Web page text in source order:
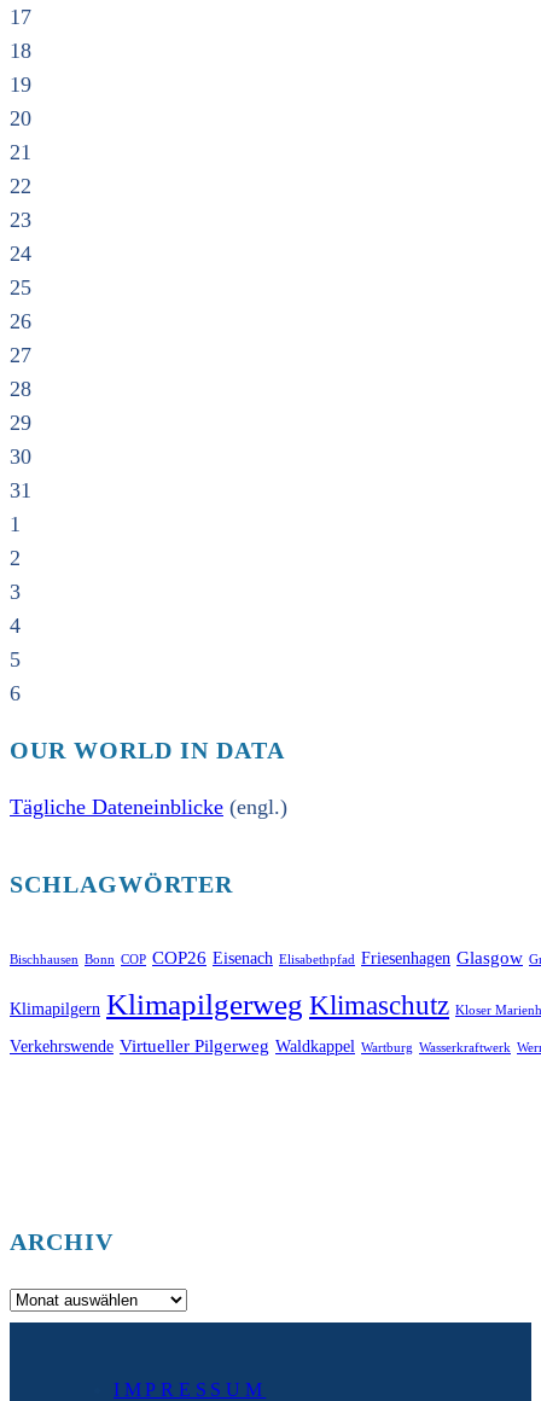
17
18
19
20
21
22
23
24
25
26
27
28
29
30
31
1
2
3
4
5
6
OUR WORLD IN DATA
Tägliche Dateneinblicke (engl.)
SCHLAGWÖRTER
Bischhausen Bonn COP COP26 Eisenach Elisabethpfad Friesenhagen Glasgow
Klimapilgern Klimapilgerweg Klimaschutz Kloser
Verkehrswende Virtueller Pilgerweg Waldkappel Wartburg Wasserkraftwerk
ARCHIV
Archiv
IMPRESSUM